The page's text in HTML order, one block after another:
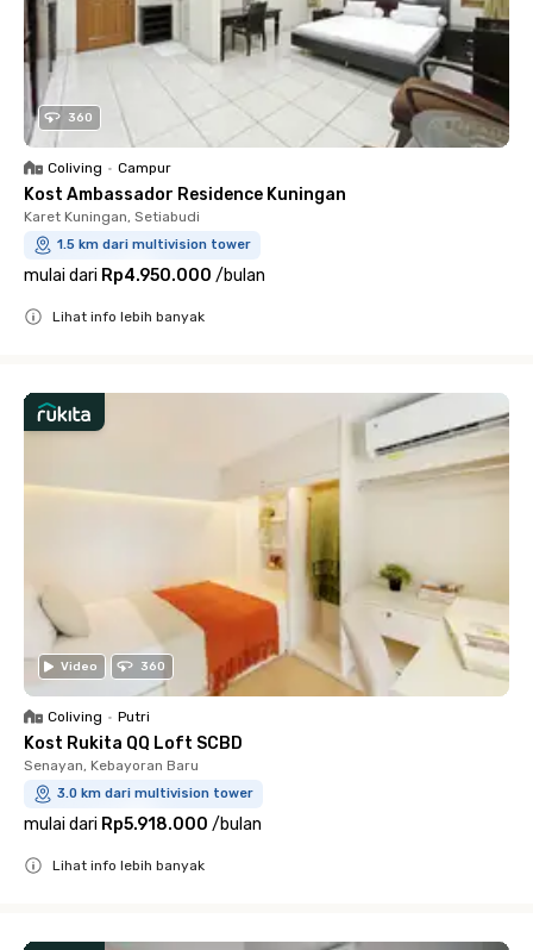
360
Coliving • Campur
Kost Ambassador Residence Kuningan
Karet Kuningan, Setiabudi
1.5 km dari multivision tower
mulai dari Rp4.950.000 /bulan
Lihat info lebih banyak
Video 360
Coliving • Putri
Kost Rukita QQ Loft SCBD
Senayan, Kebayoran Baru
3.0 km dari multivision tower
mulai dari Rp5.918.000 /bulan
Lihat info lebih banyak